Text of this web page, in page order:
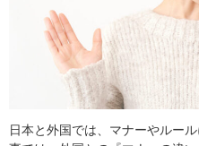
食材辞典
おすすめ
日本と外国では、マナーやルー